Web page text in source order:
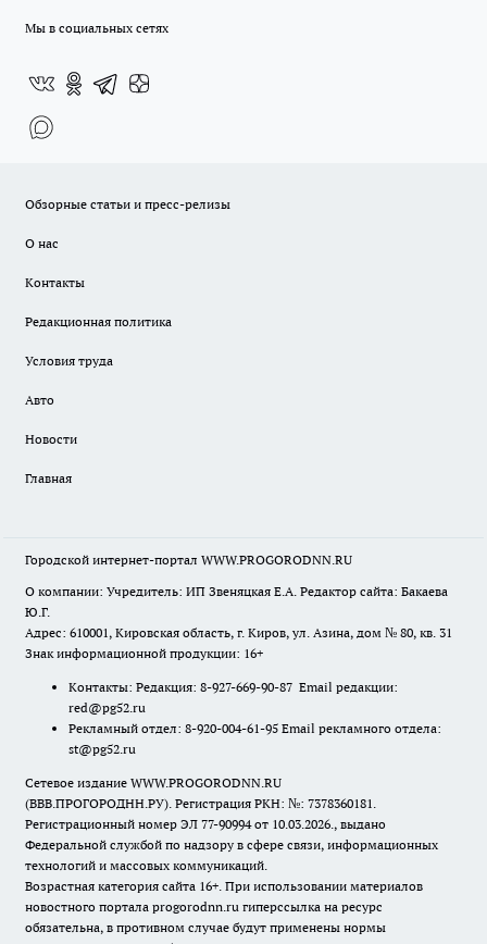
Мы в социальных сетях
Обзорные статьи и пресс-релизы
О нас
Контакты
Редакционная политика
Условия труда
Авто
Новости
Главная
Городской интернет-портал WWW.PROGORODNN.RU
О компании: Учредитель: ИП Звеняцкая Е.А. Редактор сайта: Бакаева
Ю.Г.
Адрес: 610001, Кировская область, г. Киров, ул. Азина, дом № 80, кв. 31
Знак информационной продукции: 16+
Контакты: Редакция: 8-927-669-90-87 Email редакции:
red@pg52.ru
Рекламный отдел: 8-920-004-61-95 Email рекламного отдела:
st@pg52.ru
Сетевое издание WWW.PROGORODNN.RU
(ВВВ.ПРОГОРОДНН.РУ). Регистрация РКН: №: 7378360181.
Регистрационный номер ЭЛ 77-90994 от 10.03.2026., выдано
Федеральной службой по надзору в сфере связи, информационных
технологий и массовых коммуникаций.
Возрастная категория сайта 16+. При использовании материалов
новостного портала progorodnn.ru гиперссылка на ресурс
обязательна, в противном случае будут применены нормы